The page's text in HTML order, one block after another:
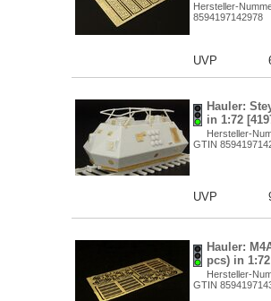
Hersteller-
8594197142978
UVP
Hauler:
in 1:72
Hersteller-
GTIN
UVP
Hauler:
pcs) in
Hersteller-
GTIN